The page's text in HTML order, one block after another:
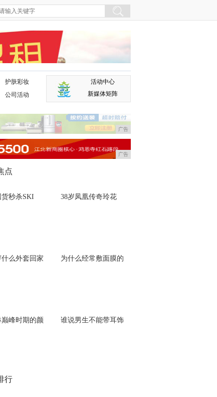
护肤彩妆
公司活动
活动中心
新媒体矩阵
广告
广告
点
秒杀SKI 38岁凤凰传奇玲花
么外套回家 为什么经常敷面膜的
巅峰时期的颜 谁说男生不能带耳饰
行